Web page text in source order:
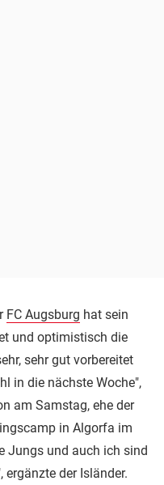
FC Augsburg hat sein
und optimistisch die
sehr gut vorbereitet
in die nächste Woche",
am Samstag, ehe der
in Algorfa im
Jungs und auch ich sind
ergänzte der Isländer.